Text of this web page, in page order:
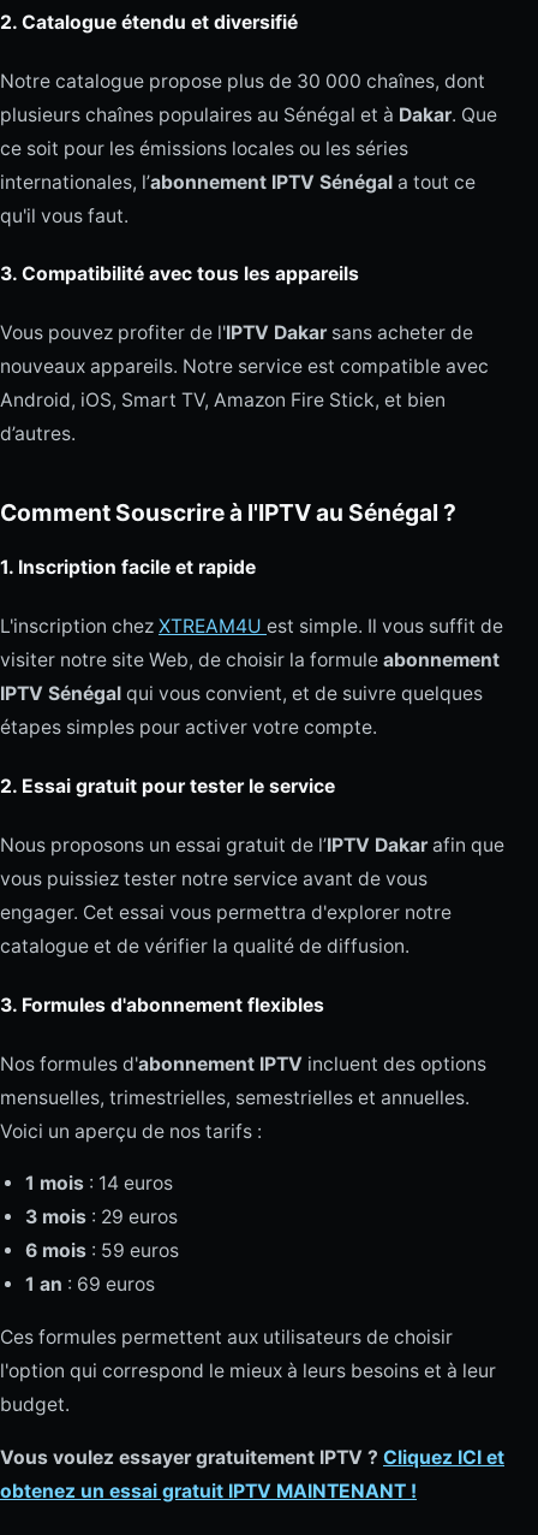
2. Catalogue étendu et diversifié
Notre catalogue propose plus de 30 000 chaînes, dont
plusieurs chaînes populaires au Sénégal et à Dakar. Que
ce soit pour les émissions locales ou les séries
internationales, l’abonnement IPTV Sénégal a tout ce
qu'il vous faut.
3. Compatibilité avec tous les appareils
Vous pouvez profiter de l'IPTV Dakar sans acheter de
nouveaux appareils. Notre service est compatible avec
Android, iOS, Smart TV, Amazon Fire Stick, et bien
d’autres.
Comment Souscrire à l'IPTV au Sénégal ?
1. Inscription facile et rapide
L'inscription chez XTREAM4U est simple. Il vous suffit de
visiter notre site Web, de choisir la formule abonnement
IPTV Sénégal qui vous convient, et de suivre quelques
étapes simples pour activer votre compte.
2. Essai gratuit pour tester le service
Nous proposons un essai gratuit de l’IPTV Dakar afin que
vous puissiez tester notre service avant de vous
engager. Cet essai vous permettra d'explorer notre
catalogue et de vérifier la qualité de diffusion.
3. Formules d'abonnement flexibles
Nos formules d'abonnement IPTV incluent des options
mensuelles, trimestrielles, semestrielles et annuelles.
Voici un aperçu de nos tarifs :
1 mois : 14 euros
3 mois : 29 euros
6 mois : 59 euros
1 an : 69 euros
Ces formules permettent aux utilisateurs de choisir
l'option qui correspond le mieux à leurs besoins et à leur
budget.
Vous voulez essayer gratuitement IPTV ? Cliquez ICI et
obtenez un essai gratuit IPTV MAINTENANT !